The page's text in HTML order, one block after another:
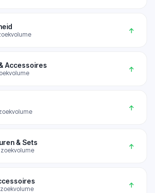
↑
Accessoires ↑
↑
& Sets
zoekvolume ↑
zoekvolume ↑